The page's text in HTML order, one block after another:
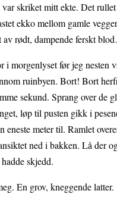
var skriket mitt ekte. Det
ekko mellom gamle
av rødt, dampende ferskt
i morgenlyset før jeg nesten
ruinbyen. Bort! Bort
sekund. Sprang over de
løp til pusten gikk i
eneste meter til. Ramlet
ned i bakken. Lå der
skjedd.
En grov, kneggende latter.